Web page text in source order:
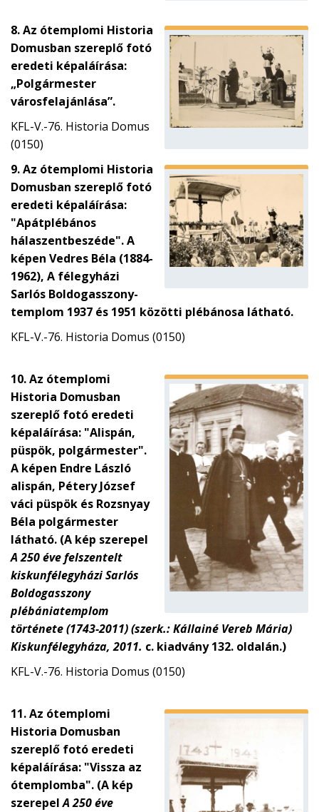
8. Az ótemplomi Historia
Domusban szereplő fotó
eredeti képaláírása:
„Polgármester
városfelajánlása”.
KFL-V.-76. Historia Domus
(0150)
9. Az ótemplomi Historia
Domusban szereplő fotó
eredeti képaláírása:
"Apátplébános
hálaszentbeszéde". A
képen Vedres Béla (1884-
1962), A félegyházi
Sarlós Boldogasszony-
templom 1937 és 1951 közötti plébánosa látható.
KFL-V.-76. Historia Domus (0150)
10. Az ótemplomi
Historia Domusban
szereplő fotó eredeti
képaláírása: "Alispán,
püspök, polgármester".
A képen Endre László
alispán, Pétery József
váci püspök és Rozsnyay
Béla polgármester
látható. (A kép szerepel
A 250 éve felszentelt
kiskunfélegyházi Sarlós
Boldogasszony
plébániatemplom
története (1743-2011) (szerk.: Kállainé Vereb Mária)
Kiskunfélegyháza, 2011. c. kiadvány 132. oldalán.)
KFL-V.-76. Historia Domus (0150)
11. Az ótemplomi
Historia Domusban
szereplő fotó eredeti
képaláírása: "Vissza az
ótemplomba". (A kép
szerepelA 250 éve